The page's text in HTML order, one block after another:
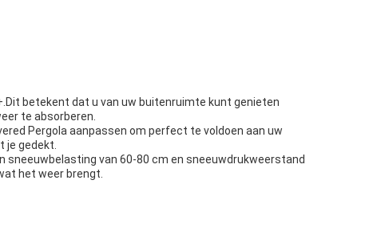
betekent dat u van uw buitenruimte kunt genieten
te absorberen.
Pergola aanpassen om perfect te voldoen aan uw
je gedekt.
sneeuwbelasting van 60-80 cm en sneeuwdrukweerstand
het weer brengt.